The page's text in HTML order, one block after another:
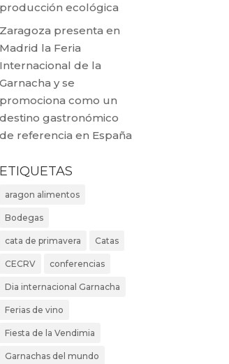
producción ecológica
Zaragoza presenta en
Madrid la Feria
Internacional de la
Garnacha y se
promociona como un
destino gastronómico
de referencia en España
ETIQUETAS
aragon alimentos
Bodegas
cata de primavera Catas
CECRV conferencias
Dia internacional Garnacha
Ferias de vino
Fiesta de la Vendimia
Garnachas del mundo